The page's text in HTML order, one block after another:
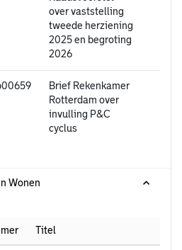
over vaststelling
tweede herziening
2025 en begroting
2026
Brief Rekenkamer
Rotterdam over
invulling P&C
cyclus
Wonen
Titel